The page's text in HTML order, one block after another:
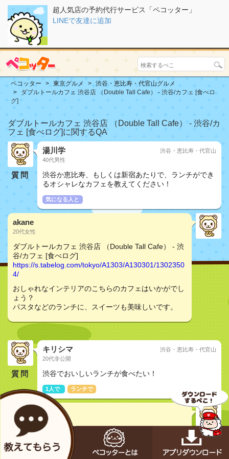
超人気店の予約代行サービス「ペコッター」
LINEで友達に追加
ペコッター 東京グルメ
渋谷・恵比寿・代官山グルメ
ダブルトールカフェ 渋谷店 （Double Tall Cafe） - 渋谷/カフェ [食べロ
グ]
ダブルトールカフェ 渋谷店 （Double Tall Cafe） - 渋谷/カ
フェ [食べログ]に関するQA
質問
湯川学
40代男性
渋谷・恵比寿・代官山
渋谷か恵比寿、もしくは新宿あたりで、ランチができ
るオシャレなカフェを教えてください！
気になる人と
akane
20代女性
ダブルトールカフェ 渋谷店 （Double Tall Cafe） - 渋
谷/カフェ [食べログ]
https://s.tabelog.com/tokyo/A1303/A130301/1302350
4/
おしゃれなインテリアのこちらのカフェはいかがでし
ょう？
パスタなどのランチに、スイーツも美味しいです。
質問
キリシマ
20代非公開
渋谷・恵比寿・代官山
渋谷でおいしいランチが食べたい！
1人で ランチで
mamap
30代女性
ダブルトールカフェ 渋谷店 （Double Tall Cafe） - 渋
谷/カフェ [食べログ]
https://s.tabelog.com/tokyo/A1303/A130301/1302350